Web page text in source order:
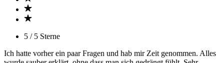
5 / 5 Sterne
Ich hatte vorher ein paar Fragen und hab mir Zeit genommen. Alles